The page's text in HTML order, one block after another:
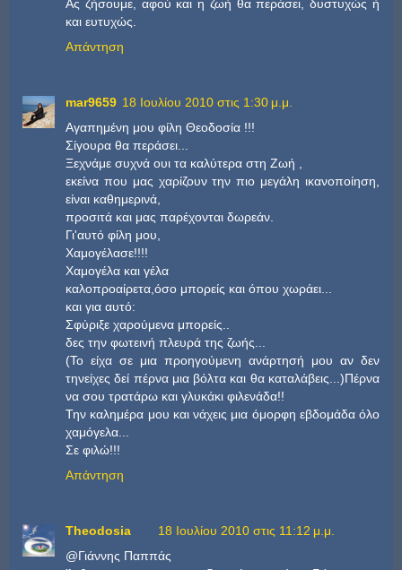
Ας ζήσουμε, αφού και η ζωή θα περάσει, δυστυχώς ή
και ευτυχώς.
Απάντηση
mar9659 18 Ιουλίου 2010 στις 1:30 μ.μ.
Αγαπημένη μου φίλη Θεοδοσία !!!
Σίγουρα θα περάσει...
Ξεχνάμε συχνά ουι τα καλύτερα στη Ζωή ,
εκείνα που μας χαρίζουν την πιο μεγάλη ικανοποίηση,
είναι καθημερινά,
προσιτά και μας παρέχονται δωρεάν.
Γι'αυτό φίλη μου,
Χαμογέλασε!!!!
Χαμογέλα και γέλα
καλοπροαίρετα,όσο μπορείς και όπου χωράει...
και για αυτό:
Σφύριξε χαρούμενα μπορείς..
δες την φωτεινή πλευρά της ζωής...
(Το είχα σε μια προηγούμενη ανάρτησή μου αν δεν
τηνείχες δεί πέρνα μια βόλτα και θα καταλάβεις...)Πέρνα
να σου τρατάρω και γλυκάκι φιλενάδα!!
Την καλημέρα μου και νάχεις μια όμορφη εβδομάδα όλο
χαμόγελα...
Σε φιλώ!!!
Απάντηση
Theodosia
18 Ιουλίου 2010 στις 11:12 μ.μ.
@Γιάννης Παππάς